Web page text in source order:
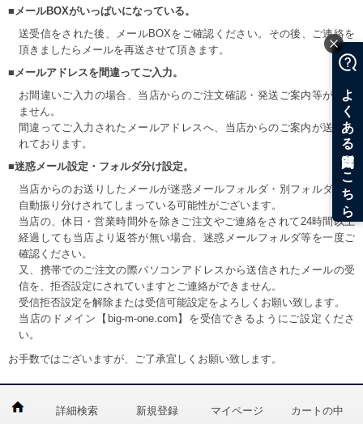
■メールBOXがいっぱいになっている。
送受信をされた後、メールBOXをご確認ください。その後、ご連絡を
頂きましたらメールを再送させて頂きます。
■メールアドレスを間違ってご入力。
お間違いご入力の場合、当店からのご注文確認・発送ご案内等が届き
ません。
間違ってご入力されたメールアドレスへ、当店からのご案内が送信さ
れております。
■迷惑メール設定・フォルダ分け設定。
当店からのお送りしたメールが迷惑メールフォルダ・別フォルダ等へ
自動振り分けされてしまっている可能性がございます。
当店の、休日・営業時間外を除きご注文やご連絡をされて24時間以上
経過しても当店より返答が無い場合、迷惑メールフォルダ等を一度ご
確認ください。
又、携帯でのご注文の際パソコンアドレスから送信されたメールの受
信を、拒否設定にされていますとご連絡ができません。
受信拒否設定を解除または受信可能設定をよろしくお願い致します。
当店のドメイン【big-m-one.com】を受信できるようにご設定くださ
い。
お手数ではございますが、ご了承宜しくお願い致します。
詳細検索 新規登録 マイページ カートの中